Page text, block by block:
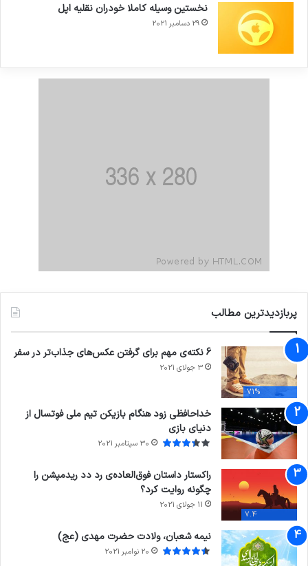
نخستین وسیله کاملا خودران نقلیه اپل
29 دسامبر 2021
پربازدیدترین مطالب
71%
6 نکته‌ی مهم برای گرفتن عکس‌های جذاب‌تر در سفر
3 جولای 2021
خداحافظی زود هنگام بازیکن تیم ملی فوتسال از
دنیای بازی
30 سپتامبر 2021
7.4
راکستار داستان فوق‌العاده‌ی رد دد ریدمپشن را
چگونه روایت کرد؟
11 جولای 2021
نیمه شعبان، ولادت حضرت مهدی (عج)
20 نوامبر 2021